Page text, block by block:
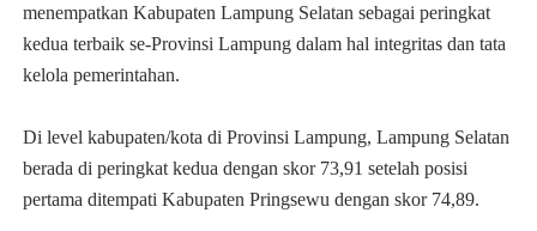
menempatkan Kabupaten Lampung Selatan sebagai peringkat
kedua terbaik se-Provinsi Lampung dalam hal integritas dan tata
kelola pemerintahan.
Di level kabupaten/kota di Provinsi Lampung, Lampung Selatan
berada di peringkat kedua dengan skor 73,91 setelah posisi
pertama ditempati Kabupaten Pringsewu dengan skor 74,89.